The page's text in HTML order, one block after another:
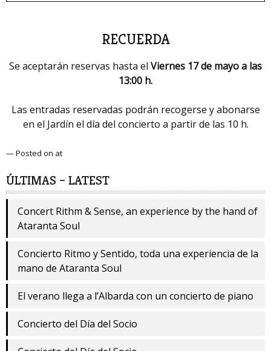
RECUERDA
Se aceptarán reservas hasta el Viernes 17 de mayo a las
13:00 h.
Las entradas reservadas podrán recogerse y abonarse
en el Jardín el día del concierto a partir de las 10 h.
— Posted on at
ÚLTIMAS – LATEST
Concert Rithm & Sense, an experience by the hand of
Ataranta Soul
Concierto Ritmo y Sentido, toda una experiencia de la
mano de Ataranta Soul
El verano llega a l’Albarda con un concierto de piano
Concierto del Día del Socio